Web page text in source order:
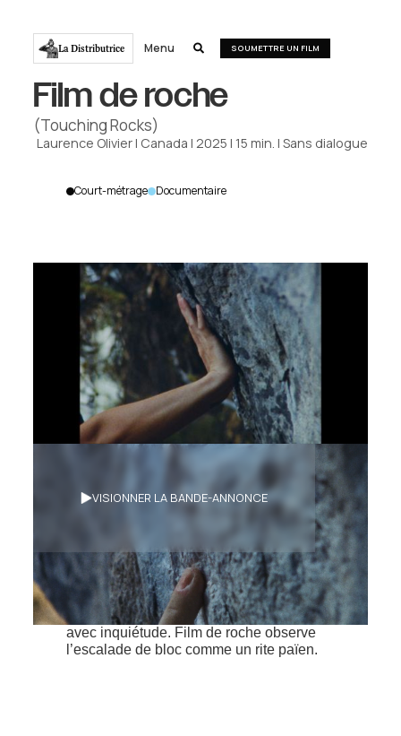
La Distributrice Menu  SOUMETTRE UN FILM
Film de roche
(Touching Rocks)
Laurence Olivier| Canada |2025 |15 min. |Sans dialogue
Court-métrage Documentaire
VISIONNER LA BANDE-ANNONCE
Synopsis
Des mains tatouées caressent une paroi
rocheuse du bout des doigts. Trois
femmes, les bras levés, semblent vénérer
le rocher. Tapies dans une grotte, deux
autres fixent leurs paumes ensanglantées
avec inquiétude. Film de roche observe
l’escalade de bloc comme un rite païen.